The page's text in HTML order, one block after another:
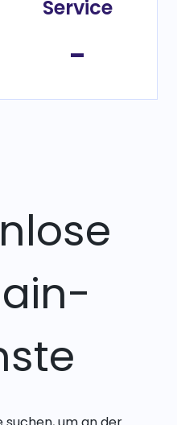
Service
-